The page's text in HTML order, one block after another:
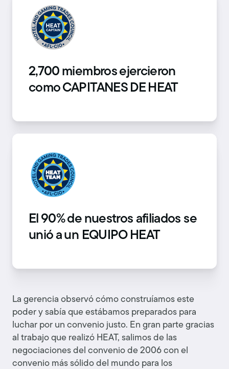
2,700 miembros ejercieron
como CAPITANES DE HEAT
El 90% de nuestros afiliados se
unió a un EQUIPO HEAT
La gerencia observó cómo construíamos este
poder y sabía que estábamos preparados para
luchar por un convenio justo. En gran parte gracias
al trabajo que realizó HEAT, salimos de las
negociaciones del convenio de 2006 con el
convenio más sólido del mundo para los